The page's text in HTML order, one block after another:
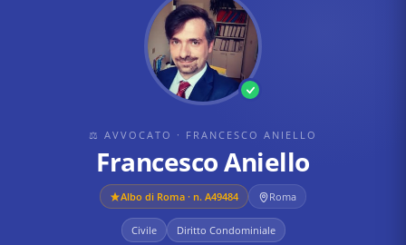
⚖ AVVOCATO · FRANCESCO ANIELLO
Francesco Aniello
Albo di Roma · n. A49484 Roma
Civile Diritto Condominiale